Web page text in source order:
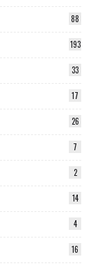
88
193
33
17
26
7
2
14
4
16